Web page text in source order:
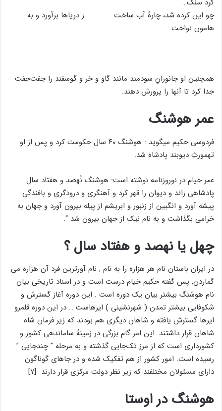
کرد سنگ…
چو این کرده شد، چارهٔ آب ساخت ز دریاها برآورد و به
هامون نواخت…
همچنین او جانورانِ سودمند مانند گاو و خر و گوسفند را جفت‌جفت
جدا کرد تا آنها را پرورش دهند.
عمر هوشنگ
فردوسی حکیم میگوید : هوشنگ ۴۰ سال حکومت کرد و پس از او
تهمورثِ دیوبند پادشاه شد.
عمر خیام در نوروزنامه نوشته است: هوشنگ نُهصد و هفتاد سال
پادشاهی راند و دیوان را قهر کرد و آهنگری و درودگری و بافندگی
پیشه آورد و انگبین از زنبور و ابریشم از پیله بیرون آورد و جهان به
خرامی بگذاشت و به نام نیک از جهان بیرون شد “.
چهل یا نهصد و هفتاد سال ؟
در ایران باستان نام هر هزاره را به نام , نام آورترین فرد آن هزاره می
گماردن, پس گفته حکیم خیام درست است و در اسناد تاریخی بیان
نام هوشنگ بیشتر بیان یک دوره است . این دوره آغاز گسترش و
شکوفایی بیشتر تمدن ( شهرنشینی ) ایرهاست … در این دوره قلمرو
ایرها گسترش یافته و شاهان دیگری هم بودند که زیر فرمان شاه
شاهان قرار داشتند. این امر گام بزرگی در زمینهٔ ساماندهی کشور و
کشورداری است که از مرز تک‌جایی گذشته و به مرحله ” چندجایی ”
رسیده است. امور کشور از هم تفکیک شده و در جاهای گوناگون
دارای مسئولان مختلفند که زیر نظر دولت مرکزی قرار دارند [۷]
هوشنگ در اوستا